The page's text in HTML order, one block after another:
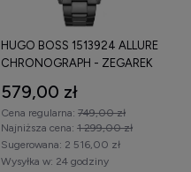
HUGO BOSS 1513924 ALLURE
CHRONOGRAPH - ZEGAREK
579,00 zł
Cena regularna: 749,00 zł
Najniższa cena: 1 299,00 zł
Wysyłka w: 24 godziny
Sugerowana: 2 516,00 zł